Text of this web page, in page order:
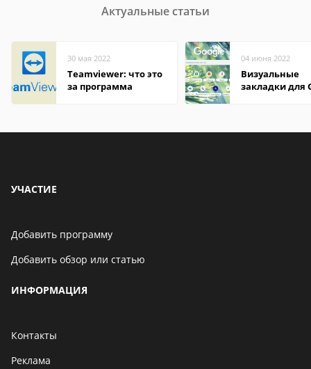
Актуальные статьи
30 мая 2022
Teamviewer: что это
за программа
04 июня 2022
Визуальные
закладки для
УЧАСТИЕ
Добавить программу
Добавить обзор или статью
ИНФОРМАЦИЯ
Контакты
Реклама